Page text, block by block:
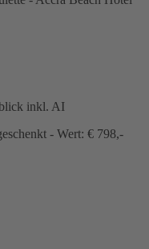
inkl. AI
- Wert: € 798,-